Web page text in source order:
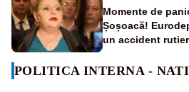
Momente de
Șoșoacă!
un accident rutier
POLITICA INTERNA -